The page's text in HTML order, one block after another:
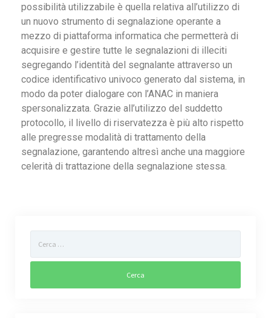
possibilità utilizzabile è quella relativa all’utilizzo di
un nuovo strumento di segnalazione operante a
mezzo di piattaforma informatica che permetterà di
acquisire e gestire tutte le segnalazioni di illeciti
segregando l’identità del segnalante attraverso un
codice identificativo univoco generato dal sistema, in
modo da poter dialogare con l’ANAC in maniera
spersonalizzata. Grazie all’utilizzo del suddetto
protocollo, il livello di riservatezza è più alto rispetto
alle pregresse modalità di trattamento della
segnalazione, garantendo altresì anche una maggiore
celerità di trattazione della segnalazione stessa.